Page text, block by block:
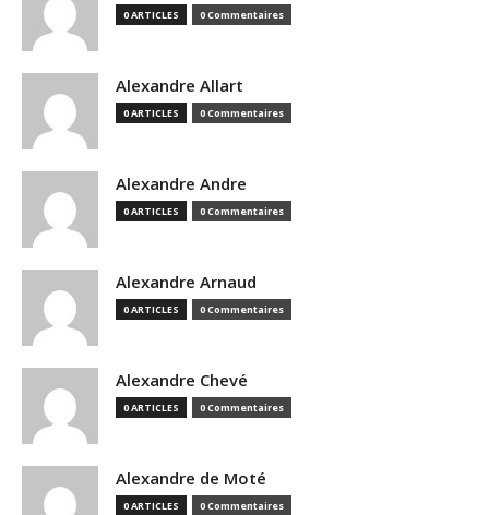
0 ARTICLES 0 Commentaires
Alexandre Allart
0 ARTICLES 0 Commentaires
Alexandre Andre
0 ARTICLES 0 Commentaires
Alexandre Arnaud
0 ARTICLES 0 Commentaires
Alexandre Chevé
0 ARTICLES 0 Commentaires
Alexandre de Moté
0 ARTICLES 0 Commentaires